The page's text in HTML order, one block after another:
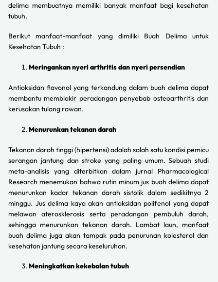
delima membuatnya memiliki banyak manfaat bagi kesehatan
tubuh.
Berikut manfaat-manfaat yang dimiliki Buah Delima untuk
Kesehatan Tubuh :
Meringankan nyeri arthritis dan nyeri persendian
Antioksidan flavonol yang terkandung dalam buah delima dapat
membantu memblokir peradangan penyebab osteoarthritis dan
kerusakan tulang rawan.
Menurunkan tekanan darah
Tekanan darah tinggi (hipertensi) adalah salah satu kondisi pemicu
serangan jantung dan stroke yang paling umum. Sebuah studi
meta-analisis yang diterbitkan dalam jurnal Pharmacological
Research menemukan bahwa rutin minum jus buah delima dapat
menurunkan kadar tekanan darah sistolik dalam sedikitnya 2
minggu. Jus delima kaya akan antioksidan polifenol yang dapat
melawan aterosklerosis serta peradangan pembuluh darah,
sehingga menurunkan tekanan darah. Lambat laun, manfaat
buah delima juga akan tampak pada penurunan kolesterol dan
kesehatan jantung secara keseluruhan.
Meningkatkan kekebalan tubuh